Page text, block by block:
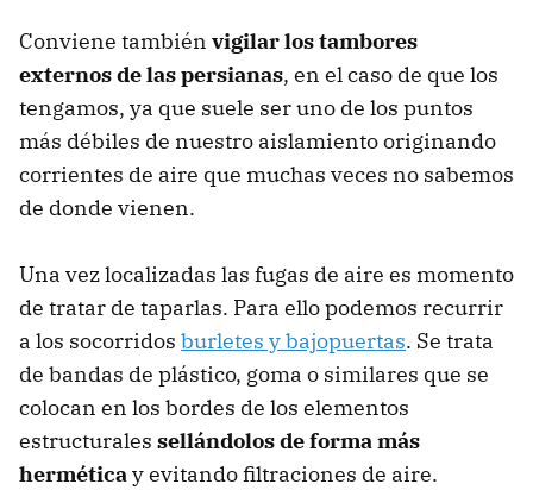
Conviene también vigilar los tambores
externos de las persianas, en el caso de que los
tengamos, ya que suele ser uno de los puntos
más débiles de nuestro aislamiento originando
corrientes de aire que muchas veces no sabemos
de donde vienen.
Una vez localizadas las fugas de aire es momento
de tratar de taparlas. Para ello podemos recurrir
a los socorridos burletes y bajopuertas. Se trata
de bandas de plástico, goma o similares que se
colocan en los bordes de los elementos
estructurales sellándolos de forma más
herméticay evitando filtraciones de aire.